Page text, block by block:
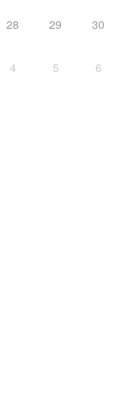
28 29 30
4 5 6